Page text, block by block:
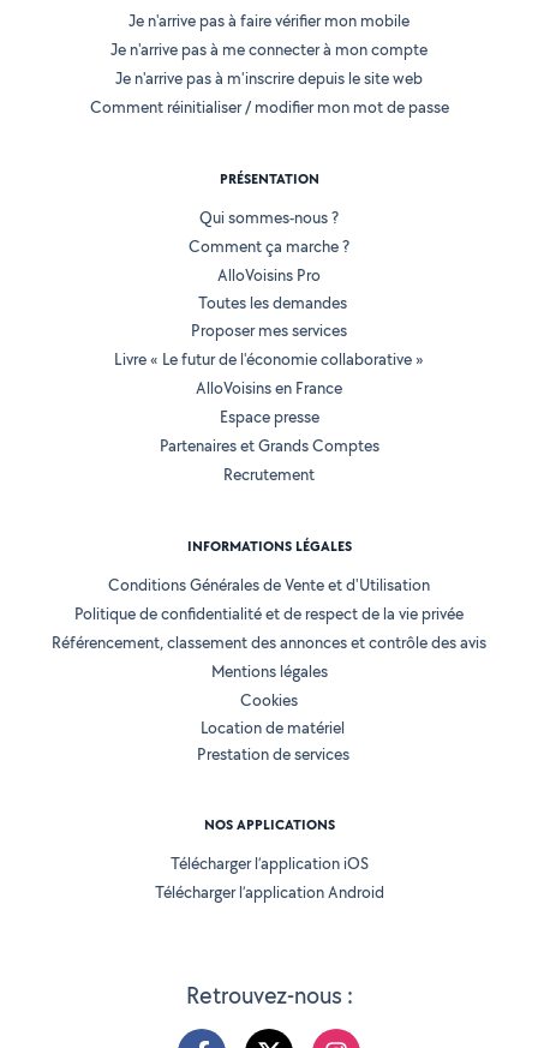
Retrouvez-nous :
Je n'arrive pas à faire vérifier mon mobile
Je n'arrive pas à me connecter à mon compte
Je n'arrive pas à m'inscrire depuis le site web
Comment réinitialiser / modifier mon mot de passe
PRÉSENTATION
Qui sommes-nous ?
Comment ça marche ?
AlloVoisins Pro
Toutes les demandes
Proposer mes services
Livre « Le futur de l'économie collaborative »
AlloVoisins en France
Espace presse
Partenaires et Grands Comptes
Recrutement
INFORMATIONS LÉGALES
Conditions Générales de Vente et d'Utilisation
Politique de confidentialité et de respect de la vie privée
Référencement, classement des annonces et contrôle des avis
Mentions légales
Cookies
Location de matériel
Prestation de services
NOS APPLICATIONS
Télécharger l’application iOS
Télécharger l’application Android